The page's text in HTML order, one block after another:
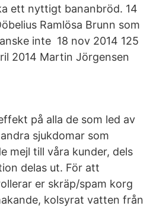
ett nyttigt bananbröd. 14
Ramlösa Brunn som
inte 18 nov 2014 125
2014 Martin Jörgensen
på alla de som led av
sjukdomar som
mejl till våra kunder, dels
delas ut. För att
er skräp/spam korg
kolsyrat vatten från